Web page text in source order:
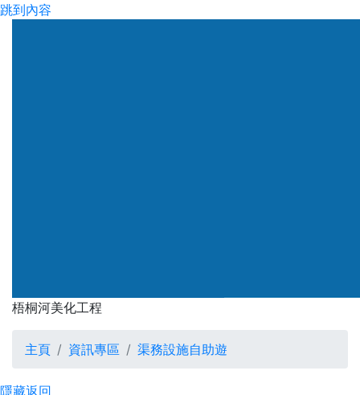
跳到內容
梧桐河美化工程
梧桐河美化工程
主頁 資訊專區 渠務設施自助遊
隱藏返回